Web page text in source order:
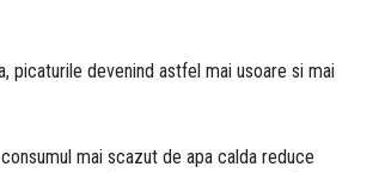
picaturile devenind astfel mai usoare si mai
mai scazut de apa calda reduce